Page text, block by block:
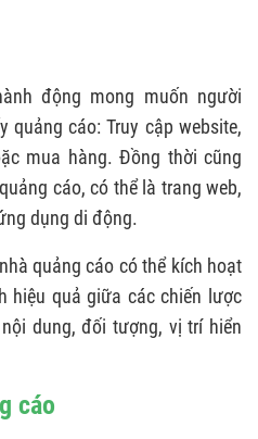
động mong muốn người
quảng cáo: Truy cập website,
mua hàng. Đồng thời cũng
cáo, có thể là trang web,
dụng di động.
quảng cáo có thể kích hoạt
hiệu quả giữa các chiến lược
dung, đối tượng, vị trí hiển
cáo